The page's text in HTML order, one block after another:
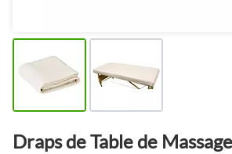
Draps de Table de